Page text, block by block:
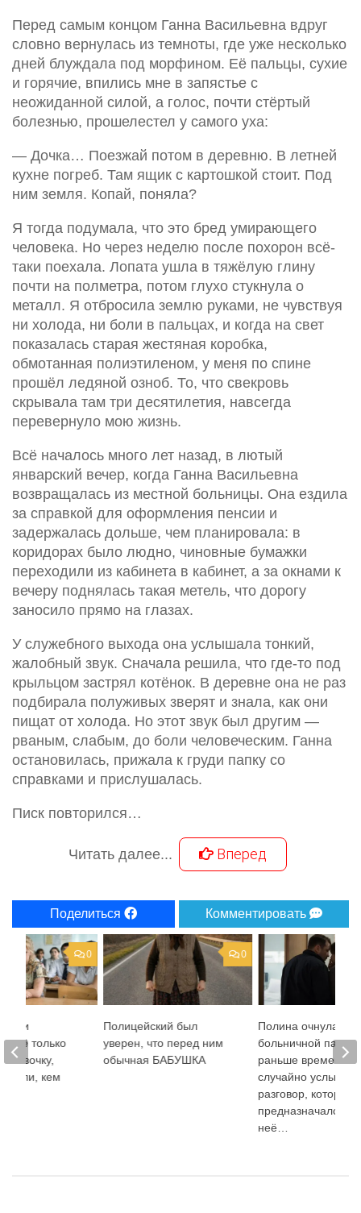
Перед самым концом Ганна Васильевна вдруг
словно вернулась из темноты, где уже несколько
дней блуждала под морфином. Её пальцы, сухие
и горячие, впились мне в запястье с
неожиданной силой, а голос, почти стёртый
болезнью, прошелестел у самого уха:
— Дочка… Поезжай потом в деревню. В летней
кухне погреб. Там ящик с картошкой стоит. Под
ним земля. Копай, поняла?
Я тогда подумала, что это бред умирающего
человека. Но через неделю после похорон всё-
таки поехала. Лопата ушла в тяжёлую глину
почти на полметра, потом глухо стукнула о
металл. Я отбросила землю руками, не чувствуя
ни холода, ни боли в пальцах, и когда на свет
показалась старая жестяная коробка,
обмотанная полиэтиленом, у меня по спине
прошёл ледяной озноб. То, что свекровь
скрывала там три десятилетия, навсегда
перевернуло мою жизнь.
Всё началось много лет назад, в лютый
январский вечер, когда Ганна Васильевна
возвращалась из местной больницы. Она ездила
за справкой для оформления пенсии и
задержалась дольше, чем планировала: в
коридорах было людно, чиновные бумажки
переходили из кабинета в кабинет, а за окнами к
вечеру поднялась такая метель, что дорогу
заносило прямо на глазах.
У служебного выхода она услышала тонкий,
жалобный звук. Сначала решила, что где-то под
крыльцом застрял котёнок. В деревне она не раз
подбирала полуживых зверят и знала, как они
пищат от холода. Но этот звук был другим —
рваным, слабым, до боли человеческим. Ганна
остановилась, прижала к груди папку со
справками и прислушалась.
Писк повторился…
Читать далее... Вперед
Поделиться Комментировать
0
Полицейский был
уверен, что перед ним
обычная БАБУШКА
Полина очнулась в
больничной палате
раньше времени и
случайно
разговор, который
предназначался
неё…
0
её только
девочку,
кем